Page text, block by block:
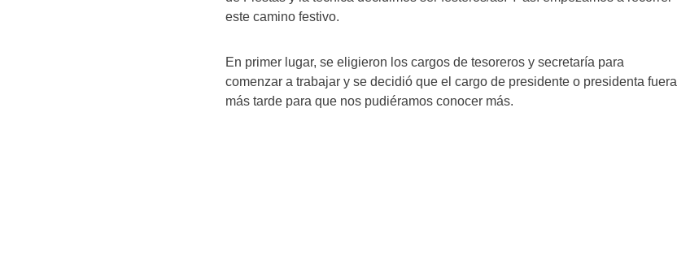
este camino festivo.
En primer lugar, se eligieron los cargos de tesoreros y secretaría para
comenzar a trabajar y se decidió que el cargo de presidente o presidenta fuera
más tarde para que nos pudiéramos conocer más.